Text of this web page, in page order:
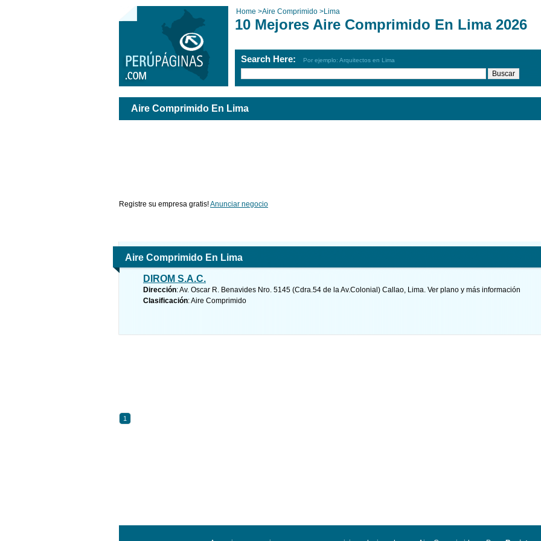
Home >Aire Comprimido >Lima
10 Mejores Aire Comprimido En Lima 2026
Search Here: Por ejemplo: Arquitectos en Lima
Aire Comprimido En Lima
Registre su empresa gratis!Anunciar negocio
Aire Comprimido En Lima
DIROM S.A.C.
Dirección: Av. Oscar R. Benavides Nro. 5145 (Cdra.54 de la Av.Colonial) Callao, Lima. Ver plano y más información
Clasificación: Aire Comprimido
1